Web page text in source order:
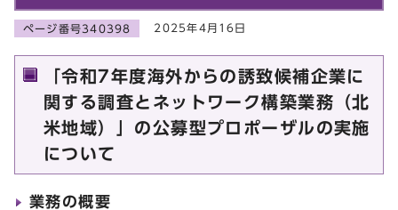
ページ番号340398 2025年4月16日
「令和7年度海外からの誘致候補企業に
関する調査とネットワーク構築業務（北
米地域）」の公募型プロポーザルの実施
について
業務の概要